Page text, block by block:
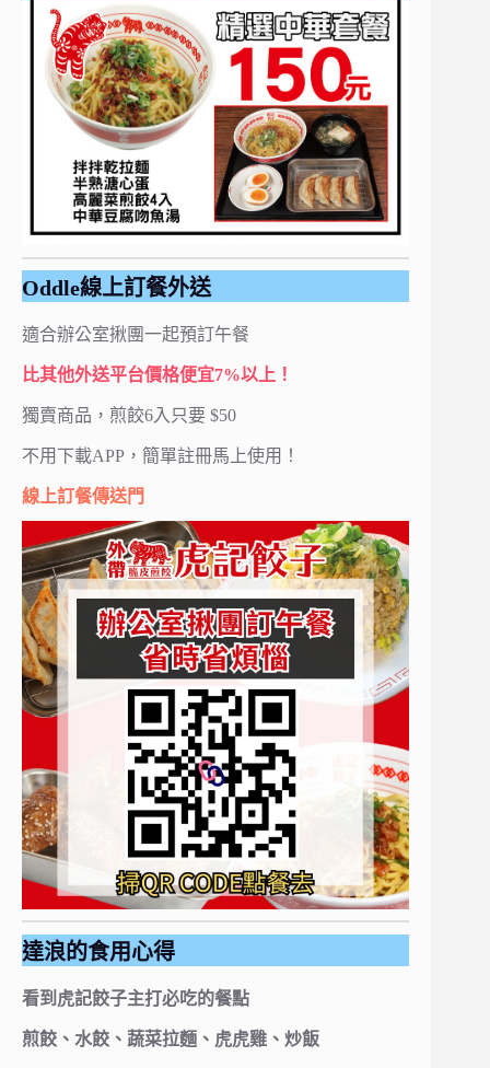
Oddle線上訂餐外送
適合辦公室揪團一起預訂午餐
比其他外送平台價格便宜7%以上！
獨賣商品，煎餃6入只要 $50
不用下載APP，簡單註冊馬上使用！
線上訂餐傳送門
達浪的食用心得
看到虎記餃子主打必吃的餐點
煎餃、水餃、蔬菜拉麵、虎虎雞、炒飯